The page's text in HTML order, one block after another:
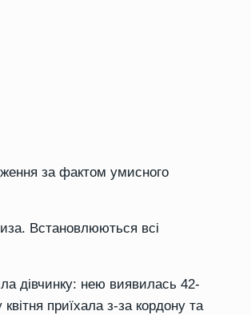
за фактом умисного
Встановлюються всі
дівчинку: нею виявилась 42-
приїхала з-за кордону та